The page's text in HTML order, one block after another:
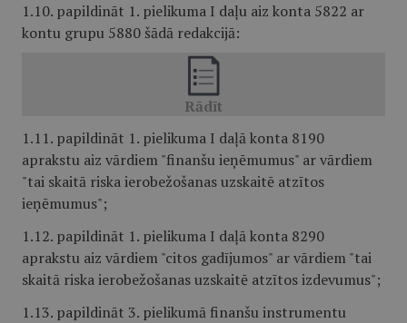
1.10. papildināt 1. pielikuma I daļu aiz konta 5822 ar
kontu grupu 5880 šādā redakcijā:
1.11. papildināt 1. pielikuma I daļā konta 8190
aprakstu aiz vārdiem "finanšu ieņēmumus" ar vārdiem
"tai skaitā riska ierobežošanas uzskaitē atzītos
ieņēmumus";
1.12. papildināt 1. pielikuma I daļā konta 8290
aprakstu aiz vārdiem "citos gadījumos" ar vārdiem "tai
skaitā riska ierobežošanas uzskaitē atzītos izdevumus";
1.13. papildināt 3. pielikumā finanšu instrumentu